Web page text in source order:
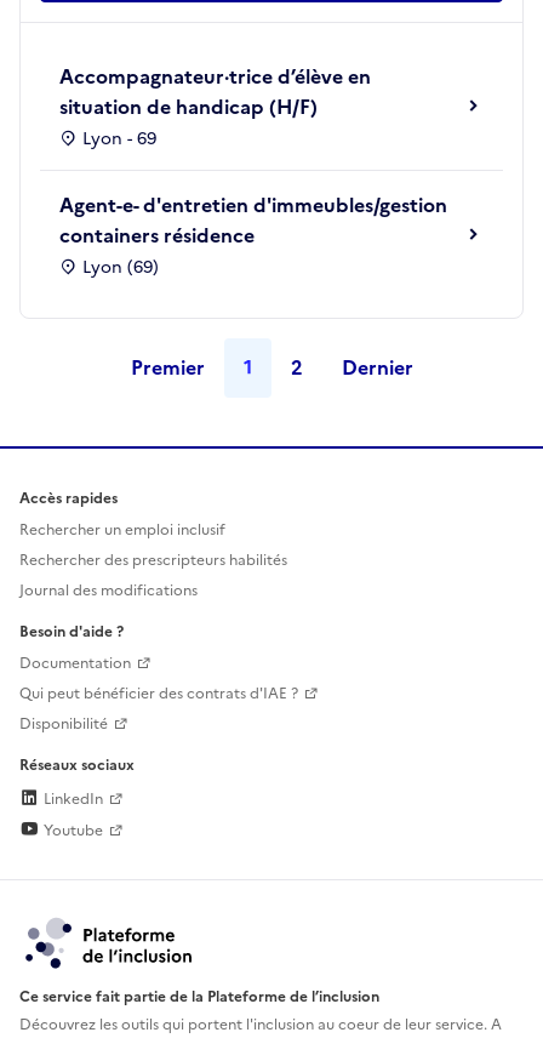
Accompagnateur·trice d’élève en
situation de handicap (H/F)
Lyon - 69
Agent-e- d'entretien d'immeubles/gestion
containers résidence
Lyon (69)
Premier 1 2 Dernier
Accès rapides
Rechercher un emploi inclusif
Rechercher des prescripteurs habilités
Journal des modifications
Besoin d'aide ?
Documentation
Qui peut bénéficier des contrats d'IAE ?
Disponibilité
Réseaux sociaux
LinkedIn
Youtube
Ce service fait partie de la Plateforme de l’inclusion
Découvrez les outils qui portent l'inclusion aucoeur de leur service. A